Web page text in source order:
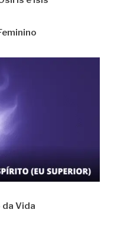
Vida